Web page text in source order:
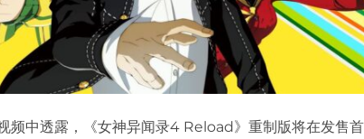
频中透露，《女神异闻录4 Reload》重制版将在发售